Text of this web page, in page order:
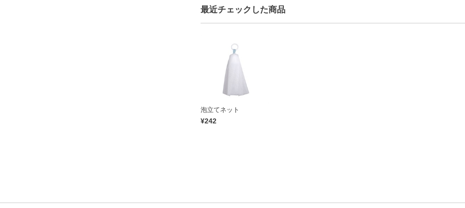
最近チェックした商品
泡立てネット
¥242